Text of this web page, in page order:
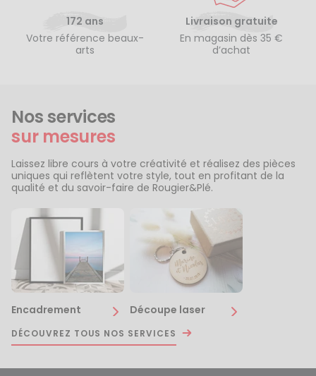
172 ans
Votre référence beaux-
arts
Livraison gratuite
En magasin dès 35 €
d’achat
Nos services
sur mesures
Laissez libre cours à votre créativité et réalisez des pièces
uniques qui reflètent votre style, tout en profitant de la
qualité et du savoir-faire de Rougier&Plé.
Encadrement Découpe laser
DÉCOUVREZ TOUS NOS SERVICES